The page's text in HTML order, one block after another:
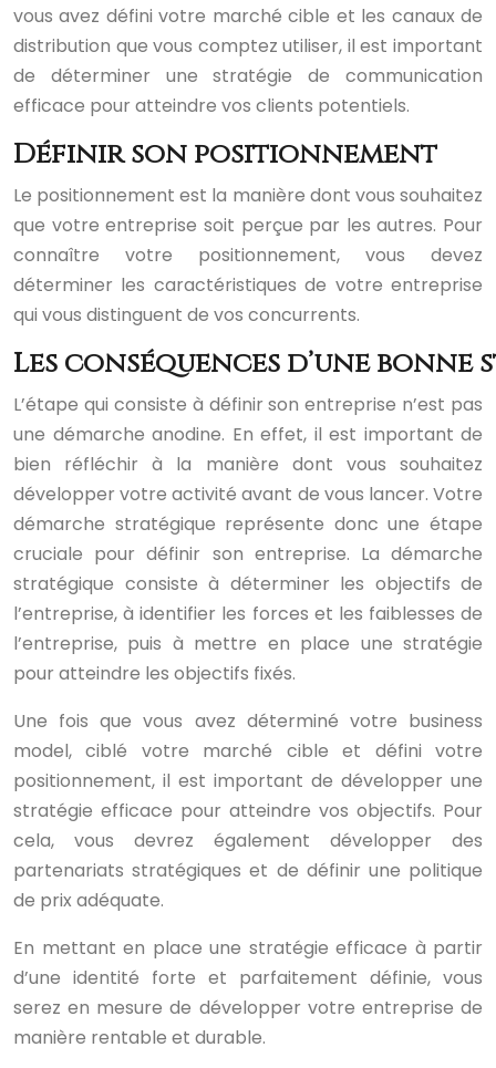
vous avez défini votre marché cible et les canaux de
distribution que vous comptez utiliser, il est important
de déterminer une stratégie de communication
efficace pour atteindre vos clients potentiels.
Définir son positionnement
Le positionnement est la manière dont vous souhaitez
que votre entreprise soit perçue par les autres. Pour
connaître votre positionnement, vous devez
déterminer les caractéristiques de votre entreprise
qui vous distinguent de vos concurrents.
Les conséquences d’une
L’étape qui consiste à définir son entreprise n’est pas
une démarche anodine. En effet, il est important de
bien réfléchir à la manière dont vous souhaitez
développer votre activité avant de vous lancer. Votre
démarche stratégique représente donc une étape
cruciale pour définir son entreprise. La démarche
stratégique consiste à déterminer les objectifs de
l’entreprise, à identifier les forces et les faiblesses de
l’entreprise, puis à mettre en place une stratégie
pour atteindre les objectifs fixés.
Une fois que vous avez déterminé votre business
model, ciblé votre marché cible et défini votre
positionnement, il est important de développer une
stratégie efficace pour atteindre vos objectifs. Pour
cela, vous devrez également développer des
partenariats stratégiques et de définir une politique
de prix adéquate.
En mettant en place une stratégie efficace à partir
d’une identité forte et parfaitement définie, vous
serez en mesure de développer votre entreprise de
manière rentable et durable.